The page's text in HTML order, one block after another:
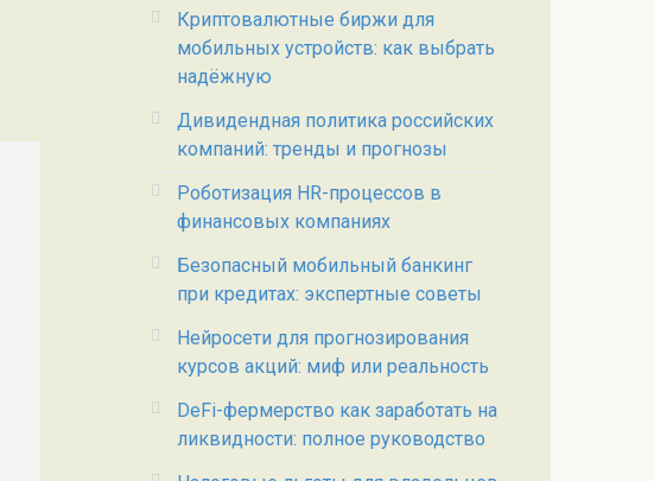
Криптовалютные биржи для
мобильных устройств: как выбрать
надёжную
Дивидендная политика российских
компаний: тренды и прогнозы
Роботизация HR-процессов в
финансовых компаниях
Безопасный мобильный банкинг
при кредитах: экспертные советы
Нейросети для прогнозирования
курсов акций: миф или реальность
DeFi-фермерство как заработать на
ликвидности: полное руководство